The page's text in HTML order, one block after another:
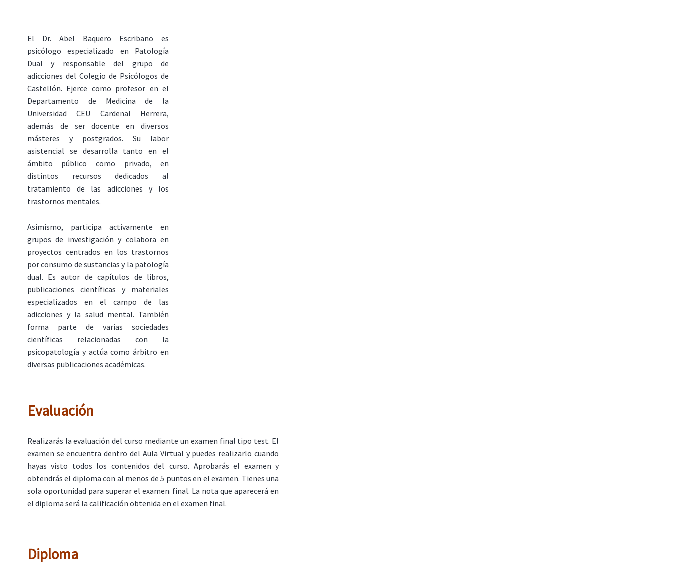
El Dr. Abel Baquero Escribano es
psicólogo especializado en Patología
Dual y responsable del grupo de
adicciones del Colegio de Psicólogos de
Castellón. Ejerce como profesor en el
Departamento de Medicina de la
Universidad CEU Cardenal Herrera,
además de ser docente en diversos
másteres y postgrados. Su labor
asistencial se desarrolla tanto en el
ámbito público como privado, en
distintos recursos dedicados al
tratamiento de las adicciones y los
trastornos mentales.
Asimismo, participa activamente en
grupos de investigación y colabora en
proyectos centrados en los trastornos
por consumo de sustancias y la patología
dual. Es autor de capítulos de libros,
publicaciones científicas y materiales
especializados en el campo de las
adicciones y la salud mental. También
forma parte de varias sociedades
científicas relacionadas con la
psicopatología y actúa como árbitro en
diversas publicaciones académicas.
Evaluación
Realizarás la evaluación del curso mediante un examen final tipo test. El
examen se encuentra dentro del Aula Virtual y puedes realizarlo cuando
hayas visto todos los contenidos del curso. Aprobarás el examen y
obtendrás el diploma con al menos de 5 puntos en el examen. Tienes una
sola oportunidad para superar el examen final. La nota que aparecerá en
el diploma será la calificación obtenida en el examen final.
Diploma